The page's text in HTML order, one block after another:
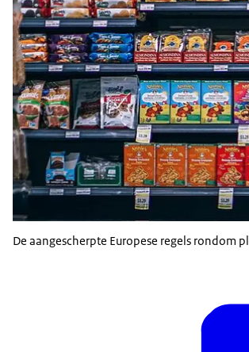
De aangescherpte Europese regels rondom